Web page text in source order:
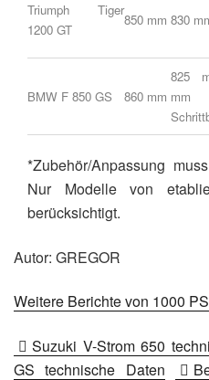
Triumph Tiger
1200 GT
850 mm 830
BMW F 850 GS 860 mm
825
mm
*Zubehör/Anpassung
Nur Modelle von
berücksichtigt.
Autor: GREGOR
Weitere Berichte von 1000 PS
Suzuki V-Strom 650
GS technische Daten